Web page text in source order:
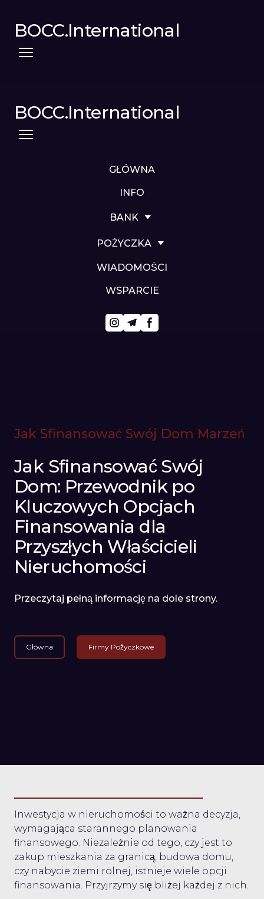
BOCC.International
BOCC.International
GŁÓWNA
INFO
BANK
POŻYCZKA
WIADOMOŚCI
WSPARCIE
Jak Sfinansować Swój Dom Marzeń
Jak Sfinansować Swój
Dom: Przewodnik po
Kluczowych Opcjach
Finansowania dla
Przyszłych Właścicieli
Nieruchomości
Przeczytaj pełną informację na dole strony.
Główna Firmy Pożyczkowe
Inwestycja w nieruchomości to ważna decyzja,
wymagająca starannego planowania
finansowego. Niezależnie od tego, czy jest to
zakup mieszkania za granicą, budowa domu,
czy nabycie ziemi rolnej, istnieje wiele opcji
finansowania. Przyjrzymy się bliżej każdej z nich.